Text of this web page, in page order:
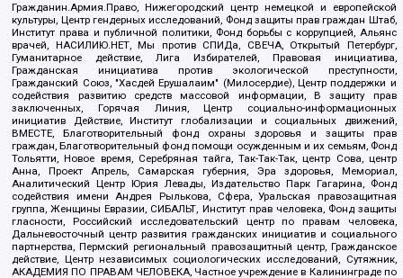
Гражданин.Армия.Право, Нижегородский центр немецкой и европейской
культуры, Центр гендерных исследований, Фонд защиты прав граждан Штаб,
Институт права и публичной политики, Фонд борьбы с коррупцией, Альянс
врачей, НАСИЛИЮ.НЕТ, Мы против СПИДа, СВЕЧА, Открытый Петербург,
Гуманитарное действие, Лига Избирателей, Правовая инициатива,
Гражданская инициатива против экологической преступности,
Гражданский Союз, "Хасдей Ерушалаим" (Милосердие), Центр поддержки и
содействия развитию средств массовой информации, В защиту прав
заключенных, Горячая Линия, Центр социально-информационных
инициатив Действие, Институт глобализации и социальных движений,
ВМЕСТЕ, Благотворительный фонд охраны здоровья и защиты прав
граждан, Благотворительный фонд помощи осужденным и их семьям, Фонд
Тольятти, Новое время, Серебряная тайга, Так-Так-Так, центр Сова, центр
Анна, Проект Апрель, Самарская губерния, Эра здоровья, Мемориал,
Аналитический Центр Юрия Левады, Издательство Парк Гагарина, Фонд
содействия имени Андрея Рылькова, Сфера, Уральская правозащитная
группа, Женщины Евразии, СИБАЛЬТ, Институт прав человека, Фонд защиты
гласности, Российский исследовательский центр по правам человека,
Дальневосточный центр развития гражданских инициатив и социального
партнерства, Пермский региональный правозащитный центр, Гражданское
действие, Центр независимых социологических исследований, Сутяжник,
АКАДЕМИЯ ПО ПРАВАМ ЧЕЛОВЕКА, Частное учреждение в Калининграде по